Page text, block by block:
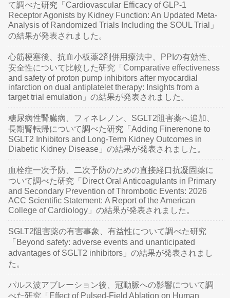
て調べた研究「Cardiovascular Efficacy of GLP-1
Receptor Agonists by Kidney Function: An Updated Meta-
Analysis of Randomized Trials Including the SOUL Trial」
の結果が発表されました。
心筋梗塞後、抗血小板薬2剤併用療法中、PPIの有効性、
安全性について比較した研究「Comparative effectiveness
and safety of proton pump inhibitors after myocardial
infarction on dual antiplatelet therapy: Insights from a
target trial emulation」の結果が発表されました。
糖尿病性腎臓病、フィネレノン、SGLT2阻害薬へ追加、
長期腎転帰について調べた研究「Adding Finerenone to
SGLT2 Inhibitors and Long-Term Kidney Outcomes in
Diabetic Kidney Disease」の結果が発表されました。
血栓症一次予防、二次予防のための直接経口抗凝固薬に
ついて調べた研究「Direct Oral Anticoagulants in Primary
and Secondary Prevention of Thrombotic Events: 2026
ACC Scientific Statement: A Report of the American
College of Cardiology」の結果が発表されました。
SGLT2阻害薬の有害事象、有益性について調べた研究
「Beyond safety: adverse events and unanticipated
advantages of SGLT2 inhibitors」の結果が発表されまし
た。
パルス波アブレーション後、冠動脈への影響について調
べた研究「Effect of Pulsed-Field Ablation on Human